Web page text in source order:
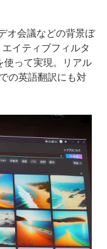
オ会議などの背景ぼ
イティブフィルタ
使って実現。リアル
の英語翻訳にも対